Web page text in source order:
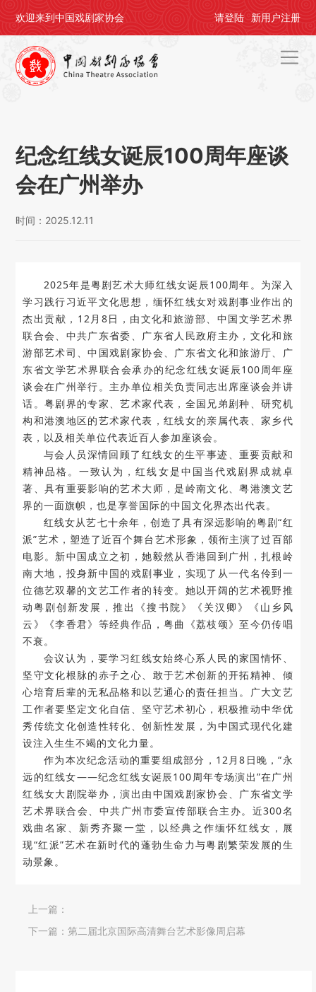
欢迎来到中国戏剧家协会 请登陆 新用户注册
首页
剧协公告
戏剧活动
会员中心
人才培养
对外交流
刊物出版
青年工作者之友
意见建议
纪念红线女诞辰100周年座谈
会在广州举办
时间：2025.12.11
2025年是粤剧艺术大师红线女诞辰100周年。为深入
学习践行习近平文化思想，缅怀红线女对戏剧事业作出的
杰出贡献，12月8日，由文化和旅游部、中国文学艺术界
联合会、中共广东省委、广东省人民政府主办，文化和旅
游部艺术司、中国戏剧家协会、广东省文化和旅游厅、广
东省文学艺术界联合会承办的纪念红线女诞辰100周年座
谈会在广州举行。主办单位相关负责同志出席座谈会并讲
话。粤剧界的专家、艺术家代表，全国兄弟剧种、研究机
构和港澳地区的艺术家代表，红线女的亲属代表、家乡代
表，以及相关单位代表近百人参加座谈会。
与会人员深情回顾了红线女的生平事迹、重要贡献和
精神品格。一致认为，红线女是中国当代戏剧界成就卓
著、具有重要影响的艺术大师，是岭南文化、粤港澳文艺
界的一面旗帜，也是享誉国际的中国文化界杰出代表。
红线女从艺七十余年，创造了具有深远影响的粤剧“红
派”艺术，塑造了近百个舞台艺术形象，领衔主演了过百部
电影。新中国成立之初，她毅然从香港回到广州，扎根岭
南大地，投身新中国的戏剧事业，实现了从一代名伶到一
位德艺双馨的文艺工作者的转变。她以开阔的艺术视野推
动粤剧创新发展，推出《搜书院》《关汉卿》《山乡风
云》《李香君》等经典作品，粤曲《荔枝颂》至今仍传唱
不衰。
会议认为，要学习红线女始终心系人民的家国情怀、
坚守文化根脉的赤子之心、敢于艺术创新的开拓精神、倾
心培育后辈的无私品格和以艺通心的责任担当。广大文艺
工作者要坚定文化自信、坚守艺术初心，积极推动中华优
秀传统文化创造性转化、创新性发展，为中国式现代化建
设注入生生不竭的文化力量。
作为本次纪念活动的重要组成部分，12月8日晚，“永
远的红线女——纪念红线女诞辰100周年专场演出”在广州
红线女大剧院举办，演出由中国戏剧家协会、广东省文学
艺术界联合会、中共广州市委宣传部联合主办。近300名
戏曲名家、新秀齐聚一堂，以经典之作缅怀红线女，展
现“红派”艺术在新时代的蓬勃生命力与粤剧繁荣发展的生
动景象。
上一篇：
下一篇：第二届北京国际高清舞台艺术影像周启幕